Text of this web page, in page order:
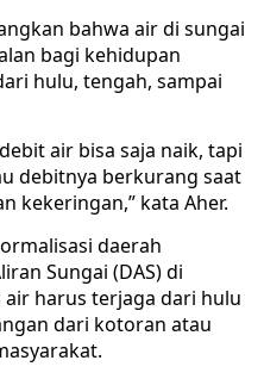
bahwa air di sungai
bagi kehidupan
hulu, tengah, sampai
air bisa saja naik, tapi
debitnya berkurang saat
kekeringan,” kata Aher.
daerah
Sungai (DAS) di
harus terjaga dari hulu
dari kotoran atau